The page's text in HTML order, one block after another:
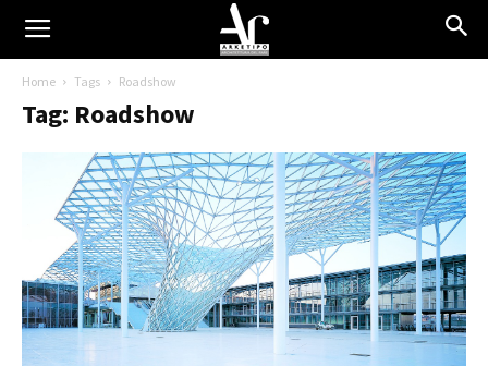
Home Tags Roadshow
Tag: Roadshow